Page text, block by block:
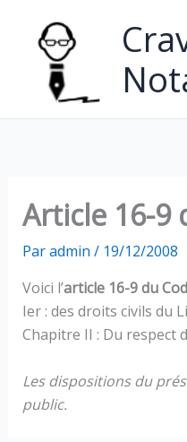
contenu
Article 16-9
Paradmin / 19/12/2008
Voici l’article 16-9 du
Ier : des droits civils du
Chapitre II : Du respect
Les dispositions du
public.